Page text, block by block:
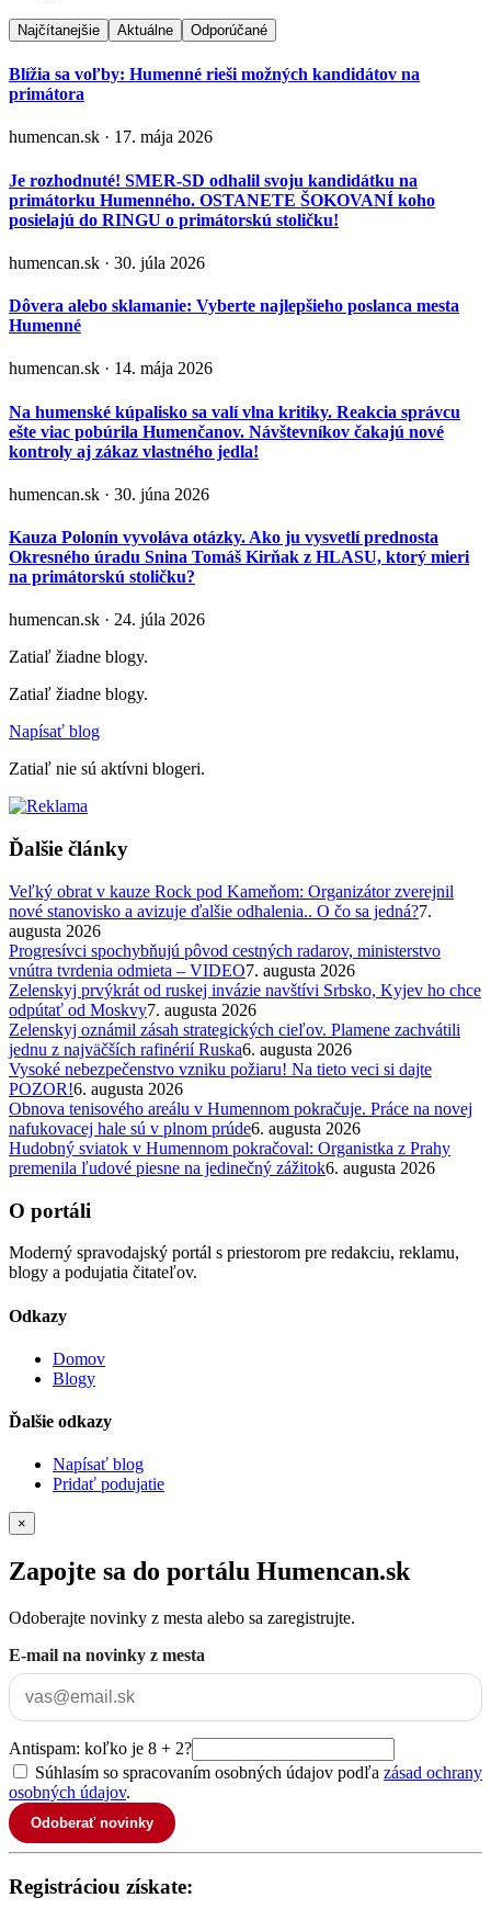
Najčítanejšie Aktuálne Odporúčané
Blížia sa voľby: Humenné rieši možných kandidátov na
primátora
humencan.sk · 17. mája 2026
Je rozhodnuté! SMER-SD odhalil svoju kandidátku na
primátorku Humenného. OSTANETE ŠOKOVANÍ koho
posielajú do RINGU o primátorskú stoličku!
humencan.sk · 30. júla 2026
Dôvera alebo sklamanie: Vyberte najlepšieho poslanca mesta
Humenné
humencan.sk · 14. mája 2026
Na humenské kúpalisko sa valí vlna kritiky. Reakcia správcu
ešte viac pobúrila Humenčanov. Návštevníkov čakajú nové
kontroly aj zákaz vlastného jedla!
humencan.sk · 30. júna 2026
Kauza Polonín vyvoláva otázky. Ako ju vysvetlí prednosta
Okresného úradu Snina Tomáš Kirňak z HLASU, ktorý mieri
na primátorskú stoličku?
humencan.sk · 24. júla 2026
Zatiaľ žiadne blogy.
Zatiaľ žiadne blogy.
Napísať blog
Zatiaľ nie sú aktívni blogeri.
Ďalšie články
Veľký obrat v kauze Rock pod Kameňom: Organizátor zverejnil
nové stanovisko a avizuje ďalšie odhalenia.. O čo sa jedná?7.
augusta 2026
Progresívci spochybňujú pôvod cestných radarov, ministerstvo
vnútra tvrdenia odmieta – VIDEO7. augusta 2026
Zelenskyj prvýkrát od ruskej invázie navštívi Srbsko, Kyjev ho chce
odpútať od Moskvy7. augusta 2026
Zelenskyj oznámil zásah strategických cieľov. Plamene zachvátili
jednu z najväčších rafinérií Ruska6. augusta 2026
Vysoké nebezpečenstvo vzniku požiaru! Na tieto veci si dajte
POZOR!6. augusta 2026
Obnova tenisového areálu v Humennom pokračuje. Práce na novej
nafukovacej hale sú v plnom prúde6. augusta 2026
Hudobný sviatok v Humennom pokračoval: Organistka z Prahy
premenila ľudové piesne na jedinečný zážitok6. augusta 2026
O portáli
Moderný spravodajský portál s priestorom pre redakciu, reklamu,
blogy a podujatia čitateľov.
Odkazy
Domov
Blogy
Ďalšie odkazy
Napísať blog
Pridať podujatie
×
Zapojte sa do portálu Humencan.sk
Odoberajte novinky z mesta alebo sa zaregistrujte.
E-mail na novinky z mesta
Antispam: koľko je 8 + 2?
Súhlasím so spracovaním osobných údajov podľa zásad ochrany
osobných údajov.
Odoberať novinky
Registráciou získate: